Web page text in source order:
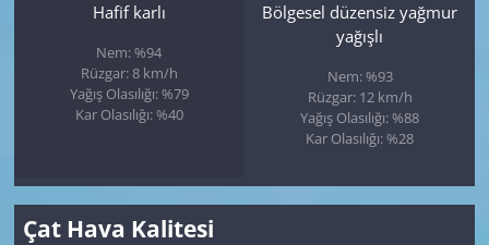
Hafif karlı
Nem: %94
Rüzgar: 8 km/h
Yağış Olasılığı: %79
Kar Olasılığı: %40
Bölgesel düzensiz yağmur
yağışlı
Nem: %93
Rüzgar: 12 km/h
Yağış Olasılığı: %88
Kar Olasılığı: %28
Çat Hava Kalitesi